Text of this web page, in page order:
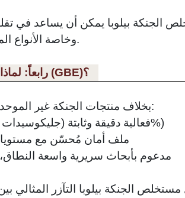
الجنكة بيلوبا يمكن أن يساعد في
وخاصة الأنواع المرتبطة بعوامل الأوعية الدموية أو العصبية.
رابعاً: لماذا نختار مستخلص الجنكة بيلوبا المعياري (GBE)؟
بخلاف منتجات الجنكة غير الموحدة، تضمن منتجات الجنكة الموحدة ما يلي:
✅فعالية دقيقة وثابتة (جليكوسيدات الفلافونويد)≥24%، لاكتونات التربين≥6%)
✅ملف أمان مُحسّن مع
✅مدعوم بأبحاث سريرية واسعة
مستخلص الجنكة بيلوبا التآزر المثالي